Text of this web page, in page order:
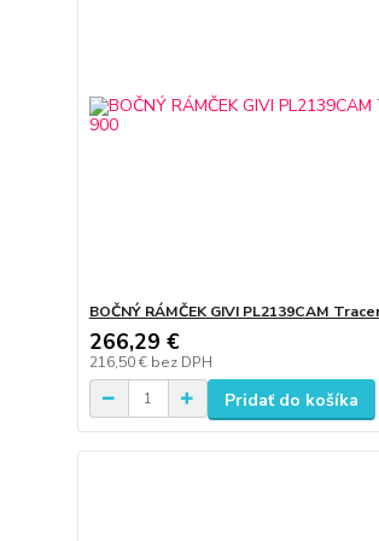
BOČNÝ RÁMČEK GIVI PL2139CAM
266,29 €
216,50 € bez DPH
Pridať do košíka